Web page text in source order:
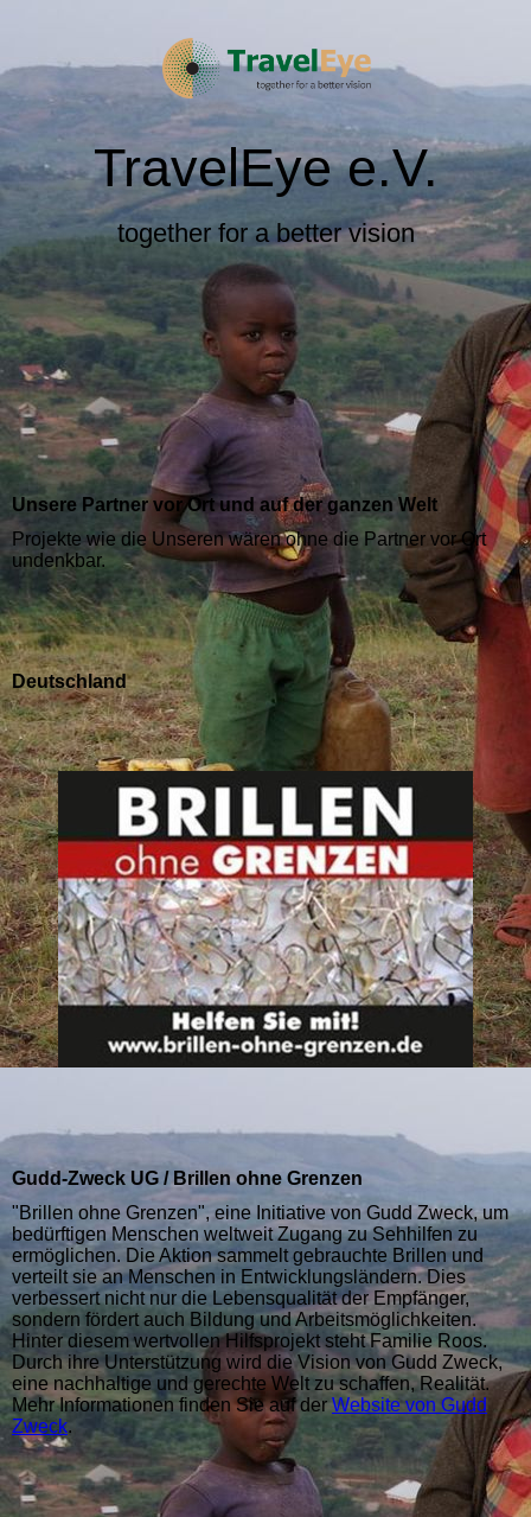
TravelEye e.V.
together for a better vision
Unsere Partner vor Ort und auf der ganzen Welt
Projekte wie die Unseren wären ohne die Partner vor Ort
undenkbar.
Deutschland
Gudd-Zweck UG / Brillen ohne Grenzen
"Brillen ohne Grenzen", eine Initiative von Gudd Zweck, um
bedürftigen Menschen weltweit Zugang zu Sehhilfen zu
ermöglichen. Die Aktion sammelt gebrauchte Brillen und
verteilt sie an Menschen in Entwicklungsländern. Dies
verbessert nicht nur die Lebensqualität der Empfänger,
sondern fördert auch Bildung und Arbeitsmöglichkeiten.
Hinter diesem wertvollen Hilfsprojekt steht Familie Roos.
Durch ihre Unterstützung wird die Vision von Gudd Zweck,
eine nachhaltige und gerechte Welt zu schaffen, Realität.
Mehr Informationen finden Sie auf derWebsite von Gudd
Zweck.